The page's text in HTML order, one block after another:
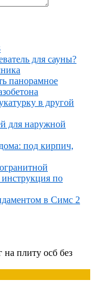
для сауны?
панорамное
в другой
для наружной
под кирпич,
по
в Симс 2
на плиту осб без